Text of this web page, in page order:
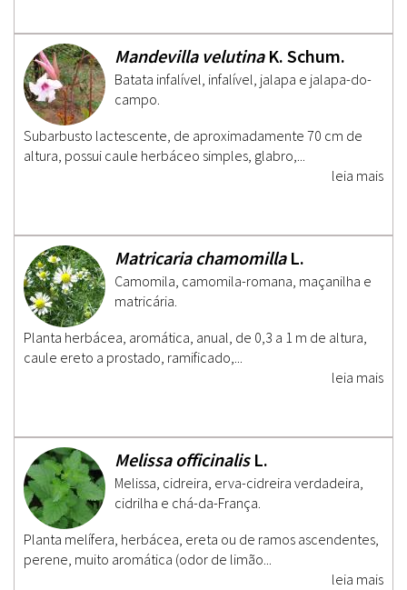
Mandevilla velutina K. Schum.
Batata infalível, infalível, jalapa e jalapa-do-
campo.
Subarbusto lactescente, de aproximadamente 70 cm de
altura, possui caule herbáceo simples, glabro,...
leia mais
Matricaria chamomilla L.
Camomila, camomila-romana, maçanilha e
matricária.
Planta herbácea, aromática, anual, de 0,3 a 1 m de altura,
caule ereto a prostado, ramificado,...
leia mais
Melissa officinalis L.
Melissa, cidreira, erva-cidreira verdadeira,
cidrilha e chá-da-França.
Planta melífera, herbácea, ereta ou de ramos ascendentes,
perene, muito aromática (odor de limão...
leia mais